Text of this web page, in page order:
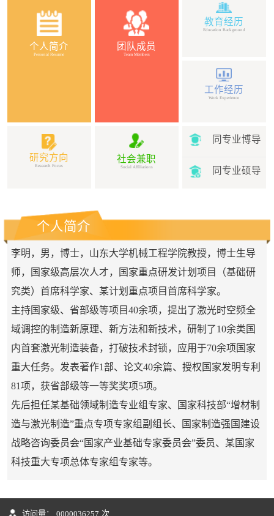
个人简介
Personal Resume
团队成员
Team Members
教育经历
Education Background
工作经历
Work Experience
研究方向
Research Focus
社会兼职
Social Affiliations
同专业博导
同专业硕导
个人简介
李明，男，博士，山东大学机械工程学院教授，博士生导
师，国家级高层次人才，国家重点研发计划项目（基础研
究类）首席科学家、某计划重点项目首席科学家。
主持国家级、省部级等项目40余项，提出了激光时空频全
域调控的制造新原理、新方法和新技术，研制了10余类国
内首套激光制造装备，打破技术封锁，应用于70余项国家
重大任务。发表著作1部、论文40余篇、授权国家发明专利
81项，获省部级等一等奖奖项5项。
先后担任某基础领域制造专业组专家、国家科技部“增材制
造与激光制造”重点专项专家组副组长、国家制造强国建设
战略咨询委员会“国家产业基础专家委员会”委员、某国家
科技重大专项总体专家组专家等。
访问量： 0000036257 次